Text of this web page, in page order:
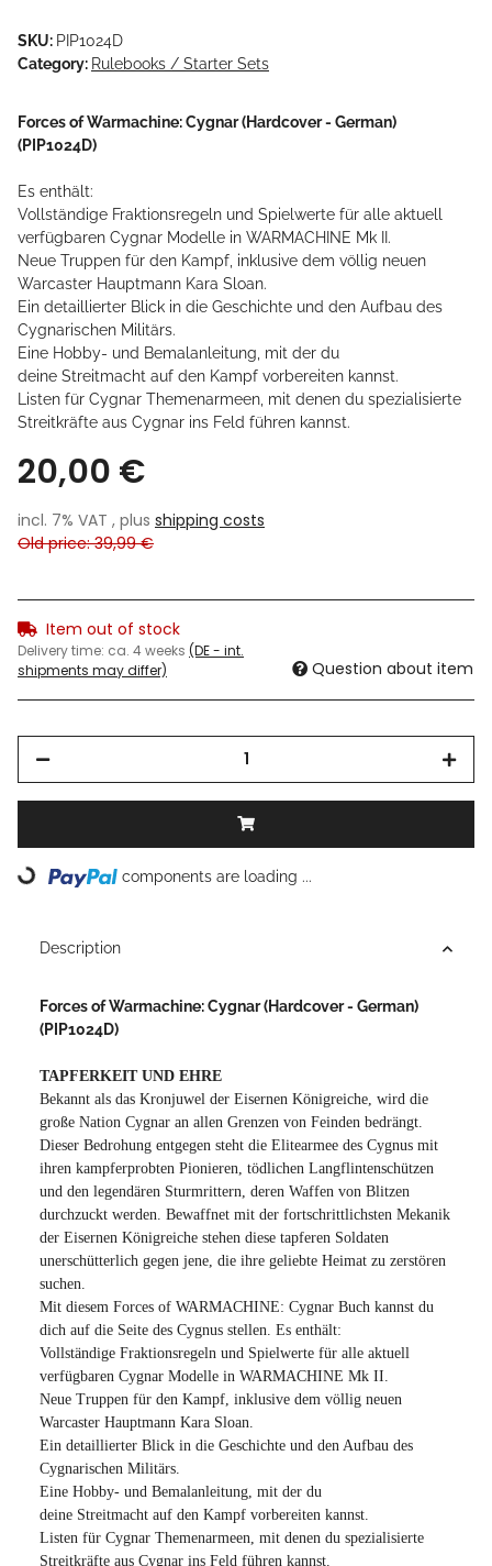
SKU: PIP1024D
Category: Rulebooks / Starter Sets
Forces of Warmachine: Cygnar (Hardcover - German)
(PIP1024D)
Es enthält:
Vollständige Fraktionsregeln und Spielwerte für alle aktuell
verfügbaren Cygnar Modelle in WARMACHINE Mk II.
Neue Truppen für den Kampf, inklusive dem völlig neuen
Warcaster Hauptmann Kara Sloan.
Ein detaillierter Blick in die Geschichte und den Aufbau des
Cygnarischen Militärs.
Eine Hobby- und Bemalanleitung, mit der du
deine Streitmacht auf den Kampf vorbereiten kannst.
Listen für Cygnar Themenarmeen, mit denen du spezialisierte
Streitkräfte aus Cygnar ins Feld führen kannst.
20,00 €
incl. 7% VAT , plus shipping costs
Old price: 39,99 €
Item out of stock
Delivery time: ca. 4 weeks (DE - int.
shipments may differ)
Question about item
Loading... components are loading ...
Description
Forces of Warmachine: Cygnar (Hardcover - German)
(PIP1024D)
TAPFERKEIT UND EHRE
Bekannt als das Kronjuwel der Eisernen Königreiche, wird die
große Nation Cygnar an allen Grenzen von Feinden bedrängt.
Dieser Bedrohung entgegen steht die Elitearmee des Cygnus mit
ihren kampferprobten Pionieren, tödlichen Langflintenschützen
und den legendären Sturmrittern, deren Waffen von Blitzen
durchzuckt werden. Bewaffnet mit der fortschrittlichsten Mekanik
der Eisernen Königreiche stehen diese tapferen Soldaten
unerschütterlich gegen jene, die ihre geliebte Heimat zu zerstören
suchen.
Mit diesem Forces of WARMACHINE: Cygnar Buch kannst du
dich auf die Seite des Cygnus stellen. Es enthält:
Vollständige Fraktionsregeln und Spielwerte für alle aktuell
verfügbaren Cygnar Modelle in WARMACHINE Mk II.
Neue Truppen für den Kampf, inklusive dem völlig neuen
Warcaster Hauptmann Kara Sloan.
Ein detaillierter Blick in die Geschichte und den Aufbau des
Cygnarischen Militärs.
Eine Hobby- und Bemalanleitung, mit der du
deine Streitmacht auf den Kampf vorbereiten kannst.
Listen für Cygnar Themenarmeen, mit denen du spezialisierte
Streitkräfte aus Cygnar ins Feld führen kannst.